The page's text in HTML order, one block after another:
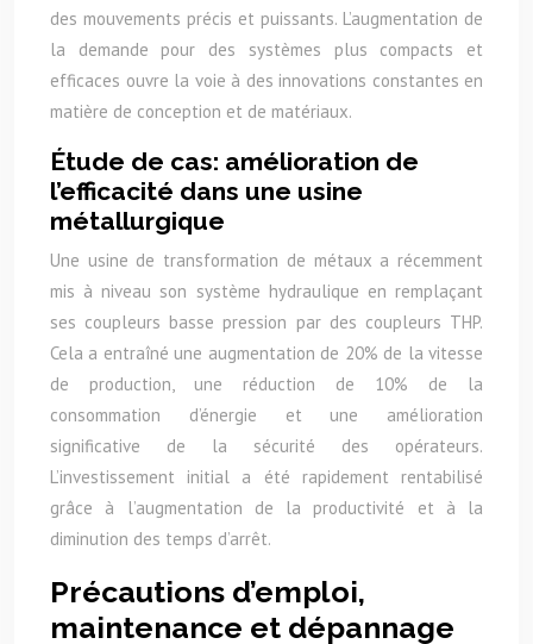
des mouvements précis et puissants. L’augmentation de
la demande pour des systèmes plus compacts et
efficaces ouvre la voie à des innovations constantes en
matière de conception et de matériaux.
Étude de cas: amélioration de
l’efficacité dans une usine
métallurgique
Une usine de transformation de métaux a récemment
mis à niveau son système hydraulique en remplaçant
ses coupleurs basse pression par des coupleurs THP.
Cela a entraîné une augmentation de 20% de la vitesse
de production, une réduction de 10% de la
consommation d’énergie et une amélioration
significative de la sécurité des opérateurs.
L’investissement initial a été rapidement rentabilisé
grâce à l’augmentation de la productivité et à la
diminution des temps d’arrêt.
Précautions d’emploi,
maintenance et dépannage